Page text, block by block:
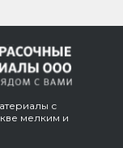
с
мелким и